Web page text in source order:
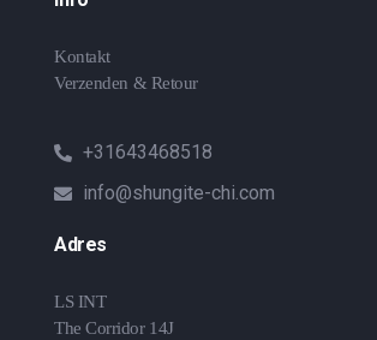
Kontakt
Verzenden & Retour
+31643468518
info@shungite-chi.com
Adres
LS INT
The Corridor 14J